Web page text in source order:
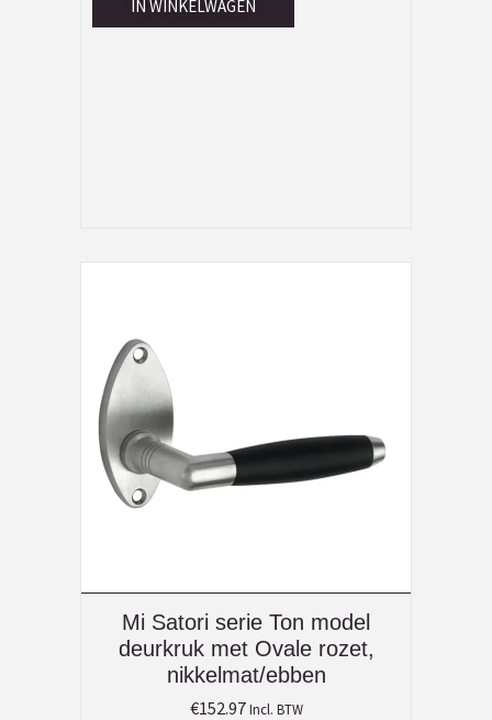
IN WINKELWAGEN
Mi Satori serie Ton model
deurkruk met Ovale rozet,
nikkelmat/ebben
€152.97 Incl. BTW